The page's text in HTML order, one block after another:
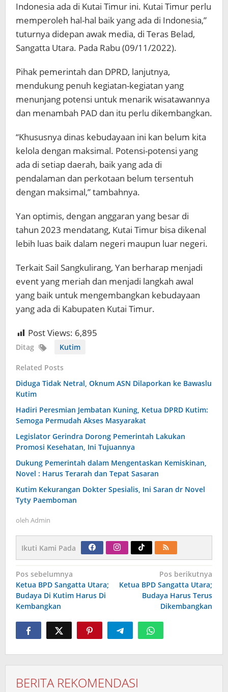
Indonesia ada di Kutai Timur ini. Kutai Timur perlu
memperoleh hal-hal baik yang ada di Indonesia,”
tuturnya didepan awak media, di Teras Belad,
Sangatta Utara. Pada Rabu (09/11/2022).
Pihak pemerintah dan DPRD, lanjutnya,
mendukung penuh kegiatan-kegiatan yang
menunjang potensi untuk menarik wisatawannya
dan menambah PAD dan itu perlu dikembangkan.
“Khususnya dinas kebudayaan ini kan belum kita
kelola dengan maksimal. Potensi-potensi yang
ada di setiap daerah, baik yang ada di
pendalaman dan perkotaan belum tersentuh
dengan maksimal,” tambahnya.
Yan optimis, dengan anggaran yang besar di
tahun 2023 mendatang, Kutai Timur bisa dikenal
lebih luas baik dalam negeri maupun luar negeri.
Terkait Sail Sangkulirang, Yan berharap menjadi
event yang meriah dan menjadi langkah awal
yang baik untuk mengembangkan kebudayaan
yang ada di Kabupaten Kutai Timur.
Post Views: 6,895
Ditag Kutim
Related Posts
Diduga Tidak Netral, Oknum ASN Dilaporkan ke Bawaslu
Kutim
Hadiri Peresmian Jembatan Kuning, Ketua DPRD Kutim:
Semoga Permudah Akses Masyarakat
Legislator Gerindra Dorong Pemerintah Lakukan
Promosi Kesehatan, Ini Tujuannya
Dukung Pemerintah dalam Mengentaskan Kemiskinan,
Novel : Harus Terarah dan Tepat Sasaran
Kutim Kekurangan Dokter Spesialis, Ini Saran dr Novel
Tyty Paemboman
oleh Admin
Ikuti Kami Pada
Navigasi
pos
Pos sebelumnya
Ketua BPD Sangatta Utara;
Budaya Di Kutim Harus Di
Kembangkan
Pos berikutnya
Ketua BPD Sangatta Utara;
Budaya Harus Terus
Dikembangkan
BERITA REKOMENDASI